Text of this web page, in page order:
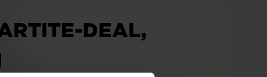
DEAL,